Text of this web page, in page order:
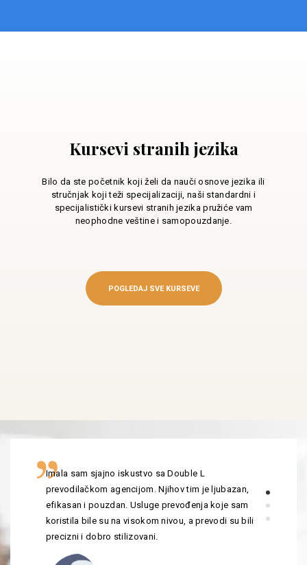
Kursevi stranih jezika
Bilo da ste početnik koji želi da nauči osnove jezika ili
stručnjak koji teži specijalizaciji, naši standardni i
specijalistički kursevi stranih jezika pružiće vam
neophodne veštine i samopouzdanje.
POGLEDAJ SVE KURSEVE
Imala sam sjajno iskustvo sa Double L
prevodilačkom agencijom. Njihov tim je ljubazan,
efikasan i pouzdan. Usluge prevođenja koje sam
koristila bile su na visokom nivou, a prevodi su bili
precizni i dobro stilizovani.